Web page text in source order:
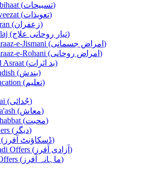
Tasbihaat (تسبیحات)
Taweezat (تعویذات)
Zafran (زعفران)
Tayyar Ruhani Ilaj (تیار روحانی علاج)
Amraaz-e-Jismani (امراض جسمانی)
Amraaz-e-Rohani (امراض روحانی)
Bad Asraat (بد اثرات)
Bandish (بندش)
Education (تعلیم)
Judai (جُدائی)
Moa'ash (معاش)
Mohabbat (محبت)
Others (دیگر)
Discount Offers (ڈسکاؤنٹ آفرز)
Azadi Offers (آزادی آفرز)
Monthly Offers (ماہانہ آفرز)